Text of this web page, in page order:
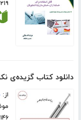
۲۱۹ صفحه
دانلود کتاب گزیده‌ی
از:
۱۴۶ صفحه